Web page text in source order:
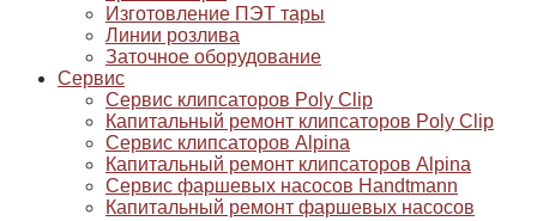
Изготовление ПЭТ тары
Линии розлива
Заточное оборудование
Сервис
Сервис клипсаторов Poly Clip
Капитальный ремонт клипсаторов Poly Clip
Сервис клипсаторов Alpina
Капитальный ремонт клипсаторов Alpina
Сервис фаршевых насосов Handtmann
Капитальный ремонт фаршевых насосов